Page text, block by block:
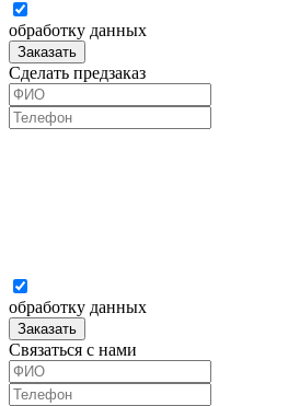
обработку данных
Заказать
Сделать предзаказ
обработку данных
Заказать
Связаться с нами